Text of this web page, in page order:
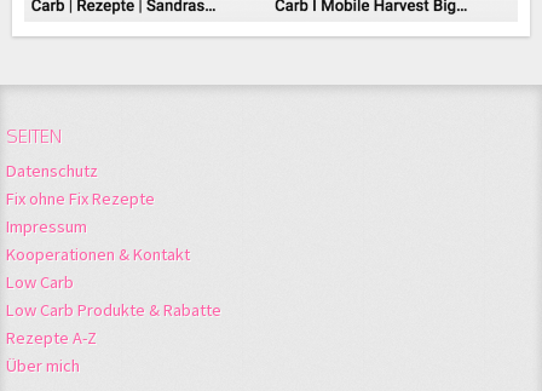
SEITEN
Datenschutz
Fix ohne Fix Rezepte
Impressum
Kooperationen & Kontakt
Low Carb
Low Carb Produkte & Rabatte
Rezepte A-Z
Über mich